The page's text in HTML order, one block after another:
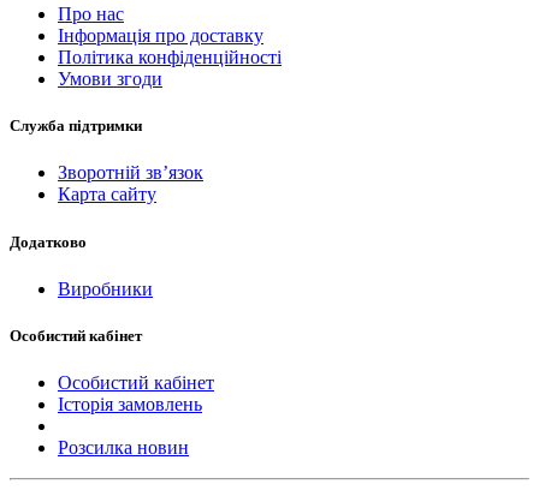
Про нас
Інформація про доставку
Політика конфіденційності
Умови згоди
Служба підтримки
Зворотній зв’язок
Карта сайту
Додатково
Виробники
Особистий кабінет
Особистий кабінет
Історія замовлень
Розсилка новин